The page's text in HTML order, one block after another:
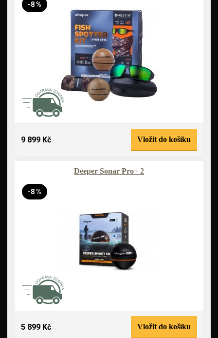
-8 %
9 899 Kč Vložit do košíku
Deeper Sonar Pro+ 2
-8 %
5 899 Kč Vložit do košíku